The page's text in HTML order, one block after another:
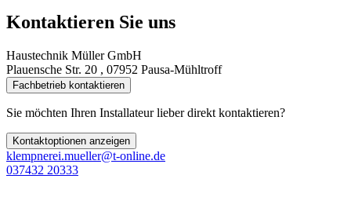
Kontaktieren Sie uns
Haustechnik Müller GmbH
Plauensche Str. 20 , 07952 Pausa-Mühltroff
Fachbetrieb kontaktieren
Sie möchten Ihren Installateur lieber direkt kontaktieren?
Kontaktoptionen anzeigen
klempnerei.mueller@t-online.de
037432 20333